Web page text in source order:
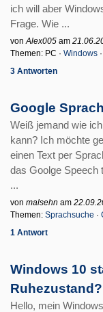
ich will aber
Frage. Wie ...
vonAlex005 am
Themen: PC · Windows ·
3 Antworten
Google
Weiß jemand wie
kann? Ich möchte
einen Text per
das Goolge Speech
...
von malsehn am
Themen: Sprachsuche ·
1 Antwort
Windows 10
Ruhezustand?
Hello, mein